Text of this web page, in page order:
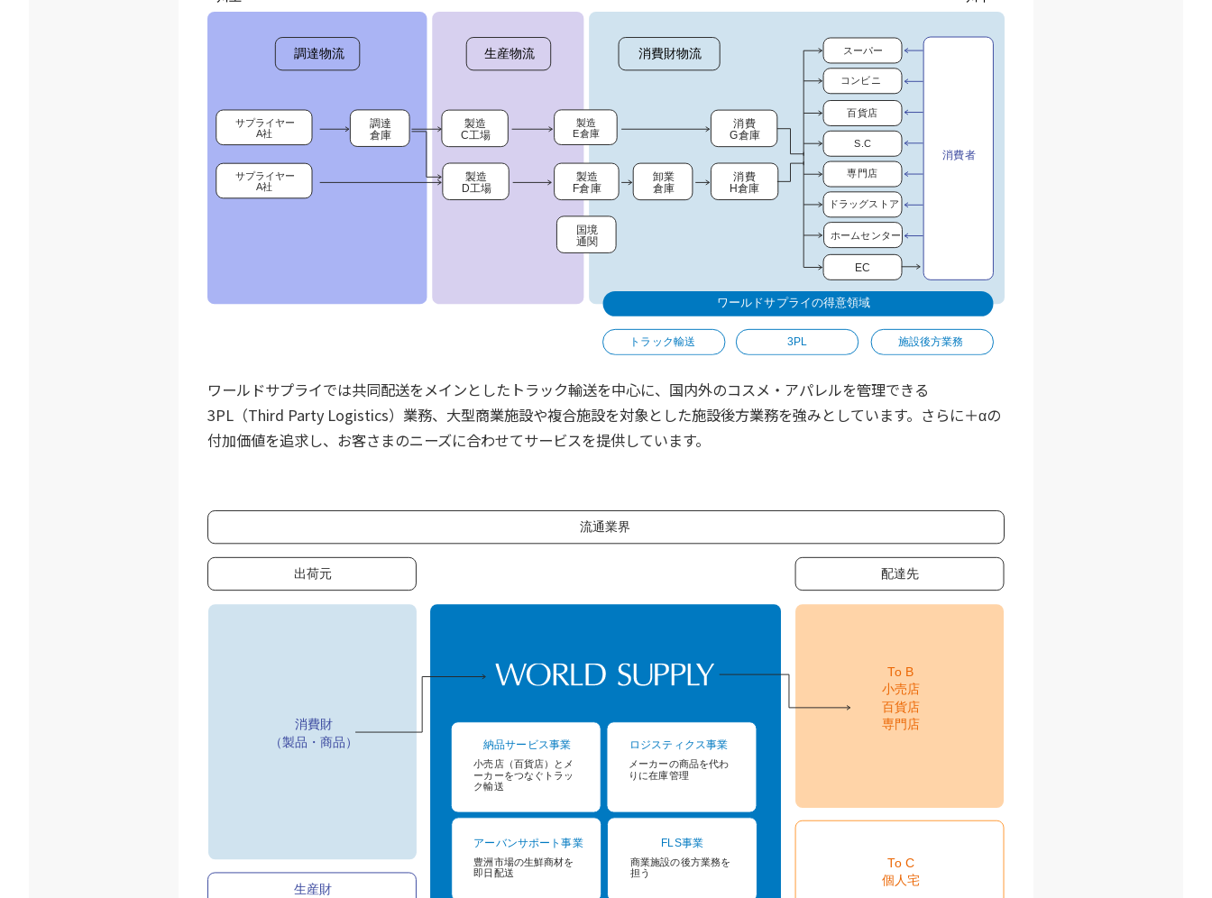
ワールドサプライでは共同配送をメインとしたトラック輸送を中心に、国内外のコスメ・アパレルを管理できる
3PL（Third Party Logistics）業務、大型商業施設や複合施設を対象とした施設後方業務を強みとしています。さらに＋αの
付加価値を追求し、お客さまのニーズに合わせてサービスを提供しています。